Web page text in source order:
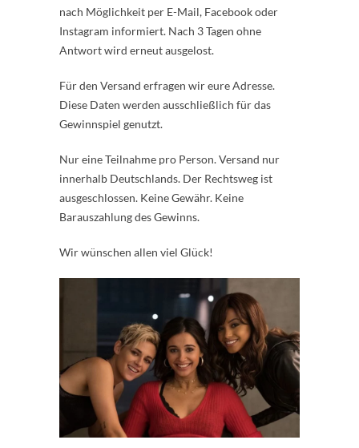
nach Möglichkeit per E-Mail, Facebook oder
Instagram informiert. Nach 3 Tagen ohne
Antwort wird erneut ausgelost.
Für den Versand erfragen wir eure Adresse.
Diese Daten werden ausschließlich für das
Gewinnspiel genutzt.
Nur eine Teilnahme pro Person. Versand nur
innerhalb Deutschlands. Der Rechtsweg ist
ausgeschlossen. Keine Gewähr. Keine
Barauszahlung des Gewinns.
Wir wünschen allen viel Glück!